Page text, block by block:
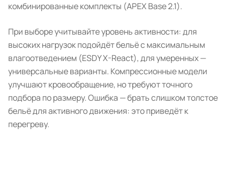
комбинированные комплекты (APEX Base 2.1).
При выборе учитывайте уровень активности: для
высоких нагрузок подойдёт бельё с максимальным
влагоотведением (ESDY X-React), для умеренных —
универсальные варианты. Компрессионные модели
улучшают кровообращение, но требуют точного
подбора по размеру. Ошибка — брать слишком толстое
бельё для активного движения: это приведёт к
перегреву.